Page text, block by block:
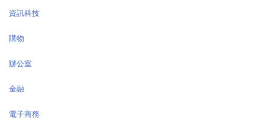
資訊科技
購物
辦公室
金融
電子商務